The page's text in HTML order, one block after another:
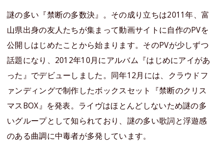
謎の多い『禁断の多数決』。その成り立ちは2011年、富
山県出身の友人たちが集まって動画サイトに自作のPVを
公開しはじめたことから始まります。そのPVが少しずつ
話題になり、2012年10月にアルバム『はじめにアイがあ
った』でデビューしました。同年12月には、クラウドフ
ァンディングで制作したボックスセット『禁断のクリス
マスBOX』を発表。ライヴはほとんどしないため謎の多
いグループとして知られており、謎の多い歌詞と浮遊感
のある曲調に中毒者が多発しています。